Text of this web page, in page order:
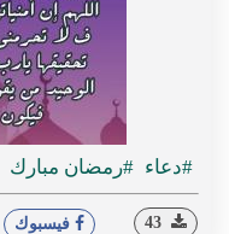
#دعاء #رمضان مبارك
فيسبوك